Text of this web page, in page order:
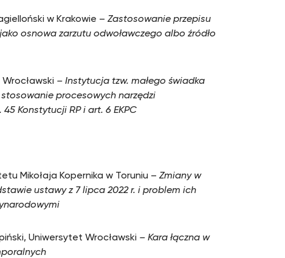
w Krakowie –Zastosowanie przepisu
osnowa zarzutu odwoławczego albo źródło
–Instytucja tzw. małego świadka
procesowych narzędzi
Konstytucji RP i art. 6 EKPC
Mikołaja Kopernika w Toruniu –Zmiany w
ustawy z 7 lipca 2022 r. i problem ich
Uniwersytet Wrocławski –Kara łączna w